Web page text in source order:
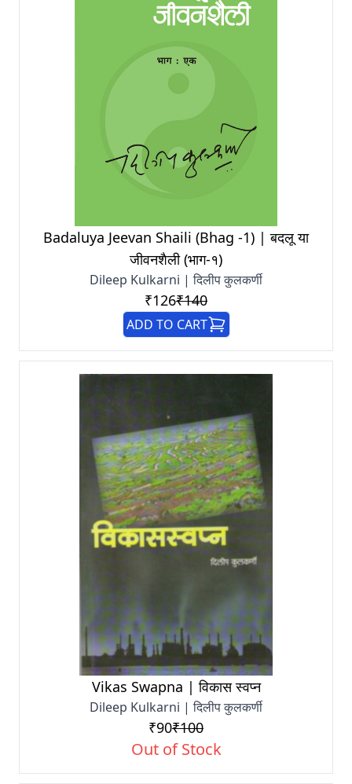
Badaluya Jeevan Shaili (Bhag -1) | बदलू या
जीवनशैली (भाग-१)
Dileep Kulkarni | दिलीप कुलकर्णी
₹126₹140
ADD TO CART
Vikas Swapna | विकास स्वप्न
Dileep Kulkarni | दिलीप कुलकर्णी
₹90₹100
Out of Stock